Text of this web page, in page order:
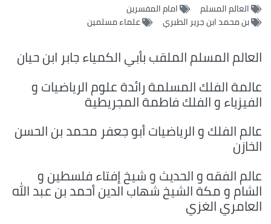
العالم المسلم
امام المفسرين
بن محمد ابن جرير الطبري
علماء مسلمين
العالم المسلم الملقب بأبي الكمياء جابر ابن حيان
عالمة الفلك المسلمة رائدة علوم الرياضيات و
الفيزياء و الفلك فاطمة المجريطية
عالم الفلك و الرياضيات أبو جعفر محمد بن الحسن
الخازن
عالم الفقه و الحديث و شيخ إفتاء فلسطين و
الشام و مكة الشيخ شهاب الدين أحمد بن عبد الله
العامري الغزي